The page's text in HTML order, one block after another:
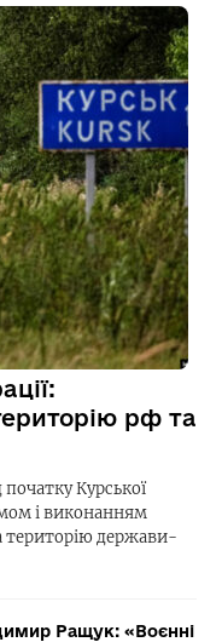
рф та
Курської
і виконанням
територію держави-
Ращук: «Воєнні